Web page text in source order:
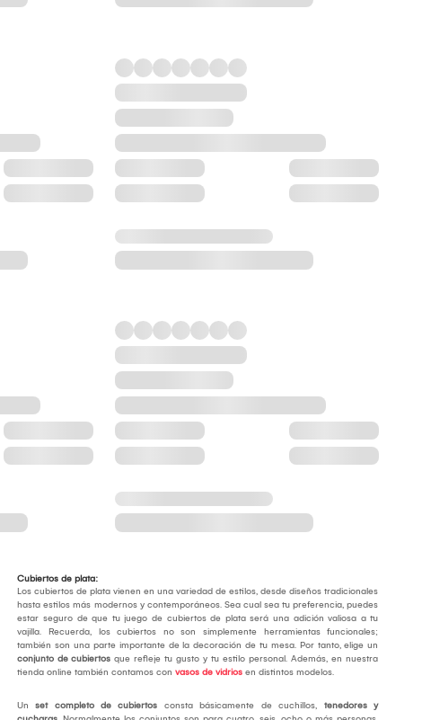
Cubiertos de plata:
Los cubiertos de plata vienen en una variedad de estilos, desde diseños tradicionales
hasta estilos más modernos y contemporáneos. Sea cual sea tu preferencia, puedes
estar seguro de que tu juego de cubiertos de plata será una adición valiosa a tu
vajilla. Recuerda, los cubiertos no son simplemente herramientas funcionales;
también son una parte importante de la decoración de tu mesa. Por tanto, elige un
conjunto de cubiertos que refleje tu gusto y tu estilo personal. Además, en nuestra
tienda online también contamos convasos de vidrios en distintos modelos.
Unset completo de cubiertos consta básicamente de cuchillos, tenedores y